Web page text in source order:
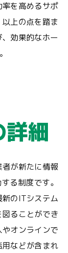
を高めるサポ
上の点を踏ま
効果的なホー
細
が新たに情報
る制度です。
のITシステム
ることができ
オンラインで
などが含まれ